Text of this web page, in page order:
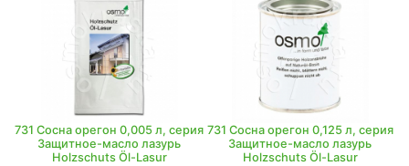
731 Сосна орегон 0,005 л, серия
Защитное-масло лазурь
Holzschuts Öl-Lasur
731 Сосна орегон 0,125 л, серия
Защитное-масло лазурь
Holzschuts Öl-Lasur